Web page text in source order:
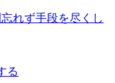
れず手段を尽くし
る